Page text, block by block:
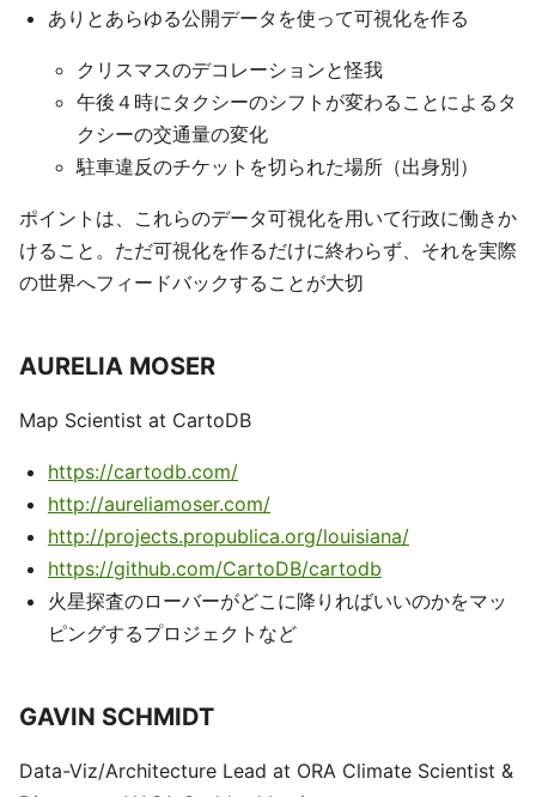
ありとあらゆる公開データを使って可視化を作る
クリスマスのデコレーションと怪我
午後４時にタクシーのシフトが変わることによるタ
クシーの交通量の変化
駐車違反のチケットを切られた場所（出身別）
ポイントは、これらのデータ可視化を用いて行政に働きか
けること。ただ可視化を作るだけに終わらず、それを実際
の世界へフィードバックすることが大切
AURELIA MOSER
Map Scientist at CartoDB
https://cartodb.com/
http://aureliamoser.com/
http://projects.propublica.org/louisiana/
https://github.com/CartoDB/cartodb
火星探査のローバーがどこに降りればいいのかをマッ
ピングするプロジェクトなど
GAVIN SCHMIDT
Data-Viz/Architecture Lead at ORA Climate Scientist &